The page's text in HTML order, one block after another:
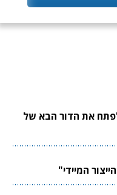
את הדור הבא של